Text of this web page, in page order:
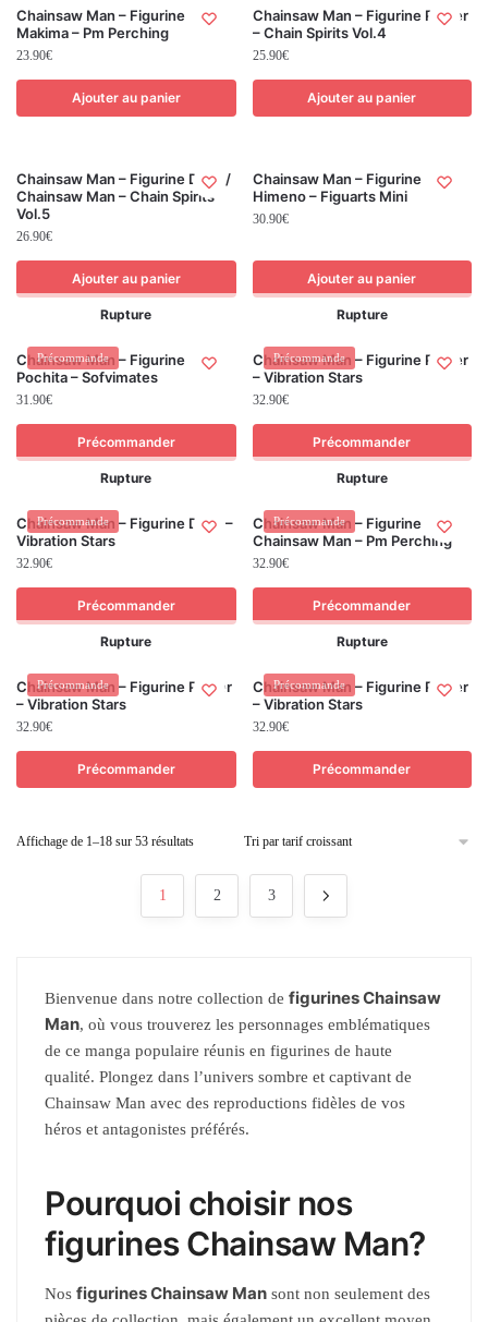
Chainsaw Man – Figurine
Makima – Pm Perching
23.90€
Ajouter au panier
Chainsaw Man – Figurine Power
– Chain Spirits Vol.4
25.90€
Ajouter au panier
Chainsaw Man – Figurine Denji /
Chainsaw Man – Chain Spirits
Vol.5
26.90€
Ajouter au panier
Chainsaw Man – Figurine
Himeno – Figuarts Mini
30.90€
Ajouter au panier
Précommande
Rupture
Chainsaw Man – Figurine
Pochita – Sofvimates
31.90€
Précommander
Précommande
Rupture
Chainsaw Man – Figurine Power
– Vibration Stars
32.90€
Précommander
Précommande
Rupture
Chainsaw Man – Figurine Denji –
Vibration Stars
32.90€
Précommander
Précommande
Rupture
Chainsaw Man – Figurine
Chainsaw Man – Pm Perching
32.90€
Précommander
Précommande
Rupture
Chainsaw Man – Figurine Power
– Vibration Stars
32.90€
Précommander
Précommande
Rupture
Chainsaw Man – Figurine Power
– Vibration Stars
32.90€
Précommander
Affichage de 1–18 sur 53 résultats
1 2 3
Bienvenue dans notre collection de figurines Chainsaw
Man, où vous trouverez les personnages emblématiques
de ce manga populaire réunis en figurines de haute
qualité. Plongez dans l’univers sombre et captivant de
Chainsaw Man avec des reproductions fidèles de vos
héros et antagonistes préférés.
Pourquoi choisir nos
figurines Chainsaw Man?
Nos figurines Chainsaw Man sont non seulement des